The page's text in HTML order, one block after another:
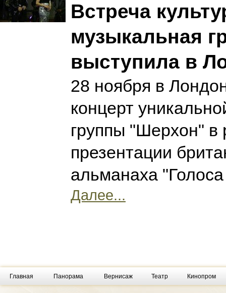
Встреча
музыкальная
выступила в
28 ноября в
концерт
группы "Шерхон" в
презентации
альманаха
Далее...
Главная Панорама Вернисаж Театр Кинопром